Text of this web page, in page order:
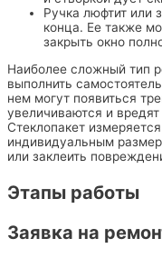
Ручка люфтит или
конца. Ее также
закрыть окно
Наиболее сложный тип
выполнить
нем могут появиться
увеличиваются и
Стеклопакет
индивидуальным
или заклеить
Этапы работы
Заявка на